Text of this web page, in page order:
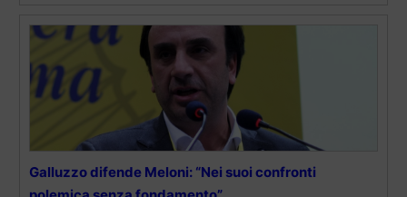
Galluzzo difende Meloni: “Nei suoi confronti